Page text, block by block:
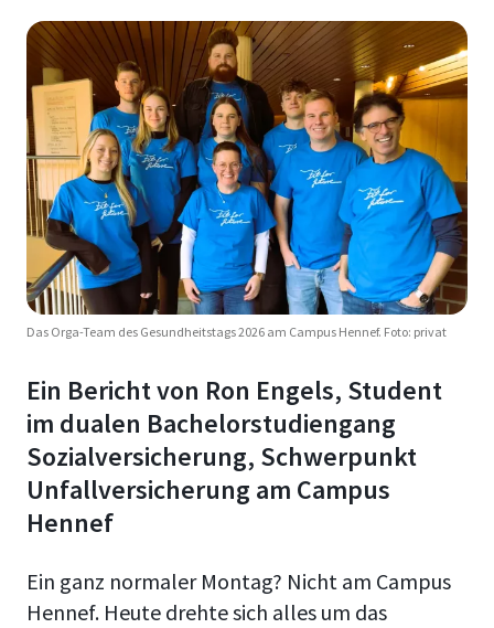
Das Orga-Team des Gesundheitstags 2026 am Campus Hennef. Foto: privat
Ein Bericht von Ron Engels, Student
im dualen Bachelorstudiengang
Sozialversicherung, Schwerpunkt
Unfallversicherung am Campus
Hennef
Ein ganz normaler Montag? Nicht am Campus
Hennef. Heute drehte sich alles um das